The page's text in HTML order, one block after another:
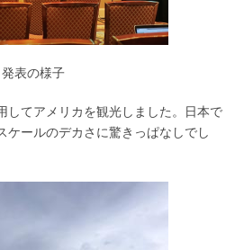
発表の様子
してアメリカを観光しました。日本で
ケールのデカさに驚きっぱなしでし